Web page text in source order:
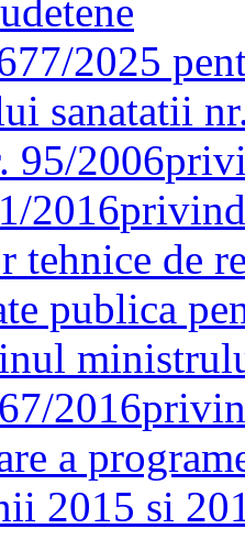
2025
sanatatii
95/2006
2016
tehnice de
publica
2016
a
2015 si